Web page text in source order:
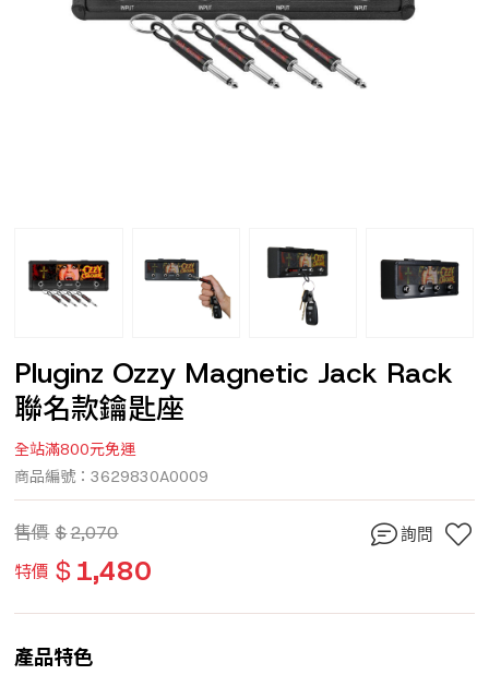
Pluginz Ozzy Magnetic Jack Rack
聯名款鑰匙座
全站滿800元免運
商品編號：3629830A0009
售價 $2,070
特價 $1,480
詢問
產品特色